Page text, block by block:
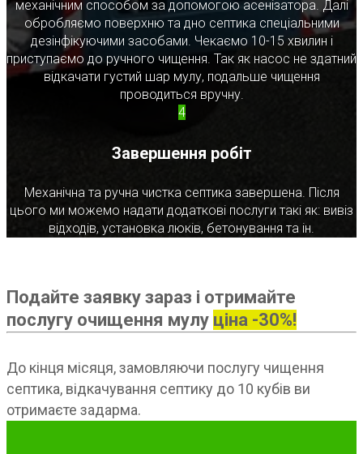
механічним способом за допомогою асенізатора. Далі
обробляємо поверхню та дно септика спеціальними
дезінфікуючими засобами. Чекаємо 10-15 хвилин і
приступаємо до ручного чищення. Так як насос не здатний
відкачати густий шар мулу, подальше чищення
проводиться вручну.
4
Завершення робіт
Механічна та ручна чистка септика завершена. Після
цього ми можемо надати додаткові послуги такі як: вивіз
відходів, установка люків, бетонування та ін.
Подайте заявку зараз і отримайте
послугу очищення мулу ціна -30%!
До кінця місяця, замовляючи послугу чищення
септика, відкачування септику до 10 кубів ви
отримаєте задарма.